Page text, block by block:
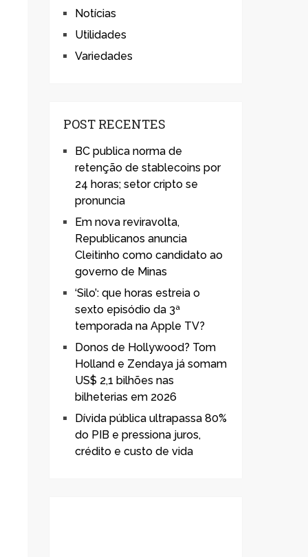
Notícias
Utilidades
Variedades
POST RECENTES
BC publica norma de
retenção de stablecoins por
24 horas; setor cripto se
pronuncia
Em nova reviravolta,
Republicanos anuncia
Cleitinho como candidato ao
governo de Minas
‘Silo’: que horas estreia o
sexto episódio da 3ª
temporada na Apple TV?
Donos de Hollywood? Tom
Holland e Zendaya já somam
US$ 2,1 bilhões nas
bilheterias em 2026
Dívida pública ultrapassa 80%
do PIB e pressiona juros,
crédito e custo de vida